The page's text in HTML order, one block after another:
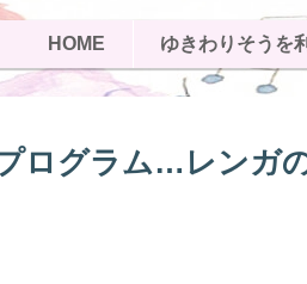
HOME ゆきわりそうを
ログラム…レンガ